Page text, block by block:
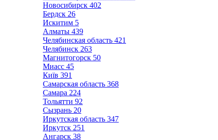
Новосибирск 402
Бердск 26
Искитим 5
Алматы 439
Челябинская область 421
Челябинск 263
Магнитогорск 50
Миасс 45
Київ 391
Самарская область 368
Самара 224
Тольятти 92
Сызрань 20
Иркутская область 347
Иркутск 251
Ангарск 38